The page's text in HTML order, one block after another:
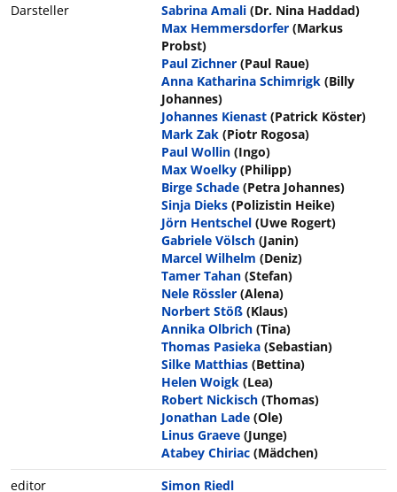
Darsteller
Sabrina Amali (Dr. Nina Haddad)
Max Hemmersdorfer (Markus
Probst)
Paul Zichner (Paul Raue)
Anna Katharina Schimrigk (Billy
Johannes)
Johannes Kienast (Patrick Köster)
Mark Zak (Piotr Rogosa)
Paul Wollin (Ingo)
Max Woelky (Philipp)
Birge Schade (Petra Johannes)
Sinja Dieks (Polizistin Heike)
Jörn Hentschel (Uwe Rogert)
Gabriele Völsch (Janin)
Marcel Wilhelm (Deniz)
Tamer Tahan (Stefan)
Nele Rössler (Alena)
Norbert Stöß (Klaus)
Annika Olbrich (Tina)
Thomas Pasieka (Sebastian)
Silke Matthias (Bettina)
Helen Woigk (Lea)
Robert Nickisch (Thomas)
Jonathan Lade (Ole)
Linus Graeve (Junge)
Atabey Chiriac (Mädchen)
editor
Simon Riedl